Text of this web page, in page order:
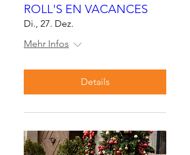
ROLL'S EN VACANCES
Di., 27. Dez.
Mehr Infos
Details